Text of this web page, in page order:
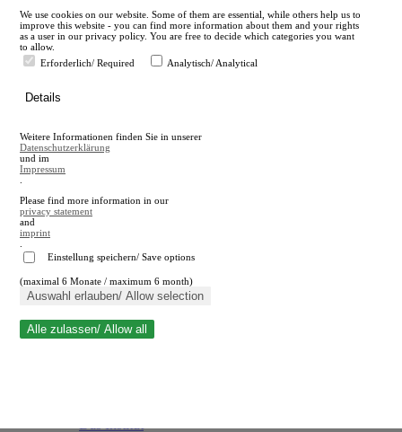
en
A
A
Suche schließen
We use cookies on our website. Some of them are essential, while others help us to
improve this website - you can find more information about them and your rights
as a user in our privacy policy. You are free to decide which categories you want
to allow.
Erforderlich/ Required
Analytisch/ Analytical
Details
Weitere Informationen finden Sie in unserer
Datenschutzerklärung
und im
Impressum
Please find more information in our
privacy statement
and
imprint
Einstellung speichern/ Save options
(maximal 6 Monate / maximum 6 month)
Auswahl erlauben/ Allow selection
Alle zulassen/ Allow all